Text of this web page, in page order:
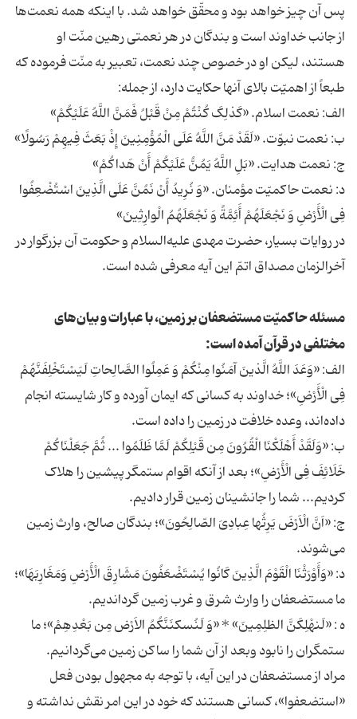
پس آن چیز خواهد بود و محقّق خواهد شد. با این‏که همه نعمت‏‌ها
از جانب خداوند است و بندگان در هر نعمتى رهین منّت او
هستند، لیکن او در خصوص چند نعمت، تعبیر به منّت فرموده که
طبعاً از اهمیّت بالاى آنها حکایت دارد، از جمله:
الف: نعمت اسلام. «کَذلِکَ کُنْتُمْ مِنْ قَبْلُ فَمَنَّ اللَّهُ عَلَیْکُمْ»
ب: نعمت نبوّت. «لَقَدْ مَنَّ اللَّهُ عَلَى الْمُؤْمِنِینَ إِذْ بَعَثَ فِیهِمْ رَسُولًا»
ج: نعمت هدایت. «بَلِ اللَّهُ یَمُنُّ عَلَیْکُمْ أَنْ هَداکُمْ»
د: نعمت حاکمیّت مؤمنان. «وَ نُرِیدُ أَنْ نَمُنَّ عَلَى الَّذِینَ اسْتُضْعِفُوا
فِی الْأَرْضِ وَ نَجْعَلَهُمْ أَئِمَّةً وَ نَجْعَلَهُمُ الْوارِثِینَ»
در روایات بسیار، حضرت مهدى‏ علیه‌السلام و حکومت آن بزرگوار در
آخرالزمان مصداق اتمّ این آیه معرفى شده است.
مسئله حاکمیّت مستضعفان بر زمین، با عبارات و بیان‏‌هاى
مختلفى در قرآن آمده است:
الف: «وَعَدَ اللَّهُ الَّذینَ آمَنُوا مِنْکُمْ وَ عَمِلُوا الصَّالِحاتِ لَیَسْتَخْلِفَنَّهُمْ
فِی الْأَرْضِ»؛ خداوند به کسانى که ایمان آورده و کار شایسته انجام
داده‌‏اند، وعده خلافت در زمین ‏را داده است.
ب: «وَلَقَدْ أَهْلَکْنَا الْقُرُونَ مِن قَبْلِکُمْ لَمَّا ظَلَمُوا ... ثُمَّ جَعَلْنَاکُمْ
خَلَائِفَ فِی الْأَرْضِ»؛ بعد از آنکه اقوام ستمگر پیشین را هلاک
کردیم... شما را جانشینان زمین قرار دادیم.
ج: «اَنَّ الْاَرْضَ یَرِثُها عِبادِىَ الصّالِحُونَ»؛ بندگان صالح، وارث زمین
مى‏‌شوند.
د: «وَأَوْرَثْنَا الْقَوْمَ الَّذِینَ کَانُوا یُسْتَضْعَفُونَ مَشَارِقَ الْأَرْضِ وَمَغَارِبَهَا»؛
ما مستضعفان را وارث شرق و غرب زمین گرداندیم.
ه : «لَنهْلِکَنَّ الظلِمِینَ» * «وَ لَنُسکنَنَّکُمُ الاَرْض مِن بَعْدِهِمْ»؛ ما
ستمگران را نابود وبعد از آن شما را ساکن زمین مى‌‏گردانیم.
مراد از مستضعفان در این آیه، با توجه به مجهول بودن فعل
«استضعفوا»، کسانى هستند که خود در این امر نقش نداشته و